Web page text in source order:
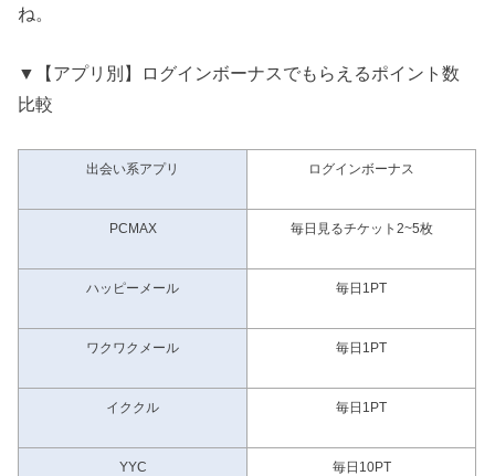
ね。
▼【アプリ別】ログインボーナスでもらえるポイント数
比較
出会い系アプリ ログインボーナス
PCMAX 毎日見るチケット2~5枚
ハッピーメール 毎日1PT
ワクワクメール 毎日1PT
イククル 毎日1PT
YYC 毎日10PT